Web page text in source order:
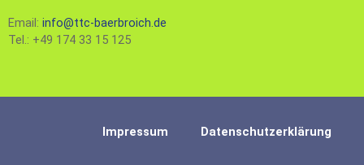
Email: info@ttc-baerbroich.de
Tel.: +49 174 33 15 125
Impressum Datenschutzerklärung